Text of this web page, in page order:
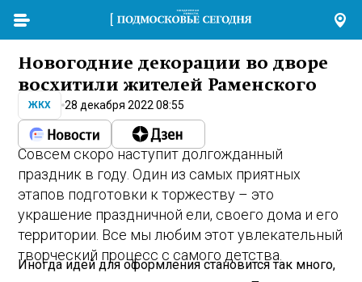
Новогодние декорации во дворе
восхитили жителей Раменского
ЖКХ 28 декабря 2022 08:55
Совсем скоро наступит долгожданный
праздник в году. Один из самых приятных
этапов подготовки к торжеству – это
украшение праздничной ели, своего дома и его
территории. Все мы любим этот увлекательный
творческий процесс с самого детства.
Иногда идей для оформления становится так много,